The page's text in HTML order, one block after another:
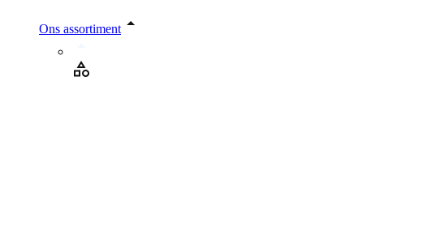
Ons assortiment